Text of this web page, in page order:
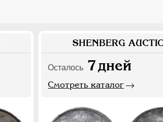
SHENBERG
Осталось 7дней
Смотреть каталог